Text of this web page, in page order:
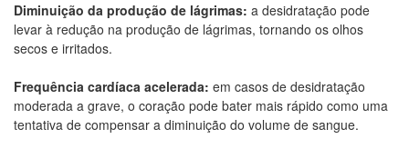
Diminuição da produção de lágrimas: a desidratação pode
levar à redução na produção de lágrimas, tornando os olhos
secos e irritados.
Frequência cardíaca acelerada: em casos de desidratação
moderada a grave, o coração pode bater mais rápido como uma
tentativa de compensar a diminuição do volume de sangue.